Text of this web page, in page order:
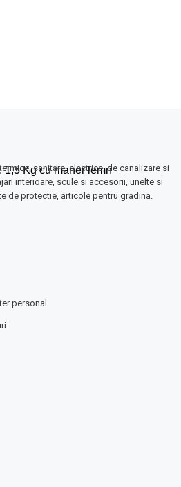
sanitare, electrice, de canalizare si
interioare, scule si accesorii, unelte si
de protectie, articole pentru gradina.
personal